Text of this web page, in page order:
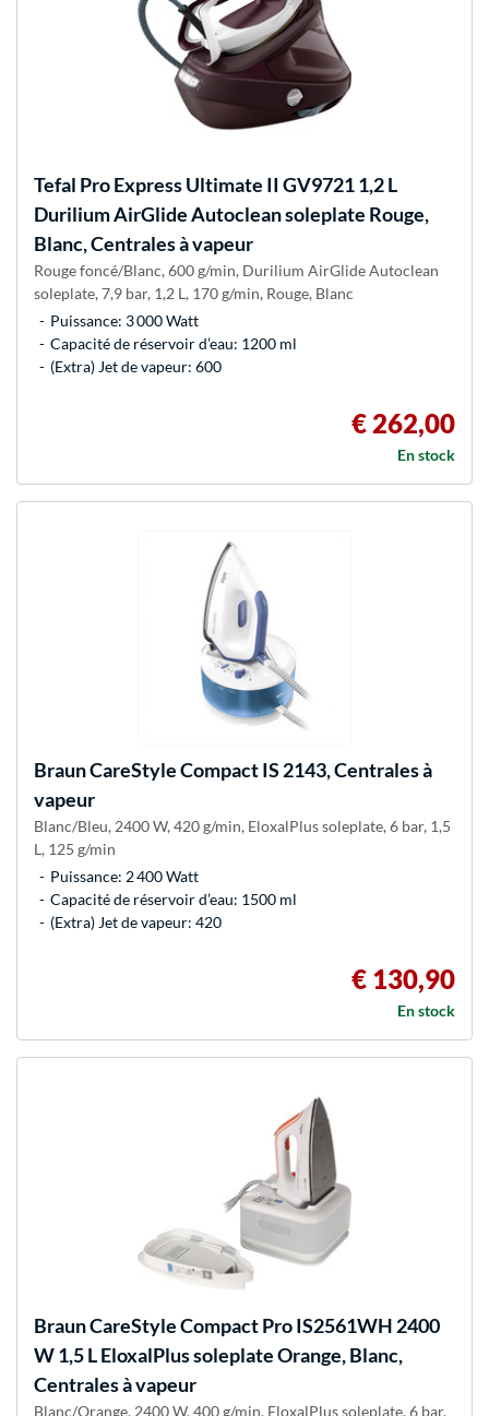
Tefal Pro Express Ultimate II GV9721 1,2 L
Durilium AirGlide Autoclean soleplate Rouge,
Blanc, Centrales à vapeur
Rouge foncé/Blanc, 600 g/min, Durilium AirGlide Autoclean
soleplate, 7,9 bar, 1,2 L, 170 g/min, Rouge, Blanc
Puissance: 3 000 Watt
Capacité de réservoir d’eau: 1200 ml
(Extra) Jet de vapeur: 600
€ 262,00
En stock
BraunCareStyle Compact IS 2143, Centrales à
vapeur
Blanc/Bleu, 2400 W, 420 g/min, EloxalPlus soleplate, 6 bar, 1,5
L, 125 g/min
Puissance: 2 400 Watt
Capacité de réservoir d’eau: 1500 ml
(Extra) Jet de vapeur: 420
€ 130,90
En stock
BraunCareStyle Compact Pro IS2561WH 2400
W 1,5 L EloxalPlus soleplate Orange, Blanc,
Centrales à vapeur
Blanc/Orange, 2400 W, 400 g/min, EloxalPlus soleplate, 6 bar,